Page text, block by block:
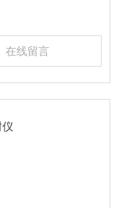
在线留言